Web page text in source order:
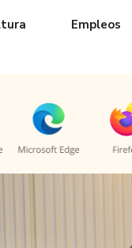
Empleos